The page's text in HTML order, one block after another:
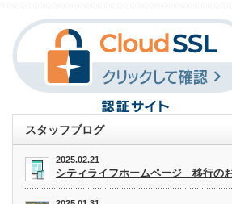
スタッフブログ
2025.02.21
シティライフホームページ 移行の